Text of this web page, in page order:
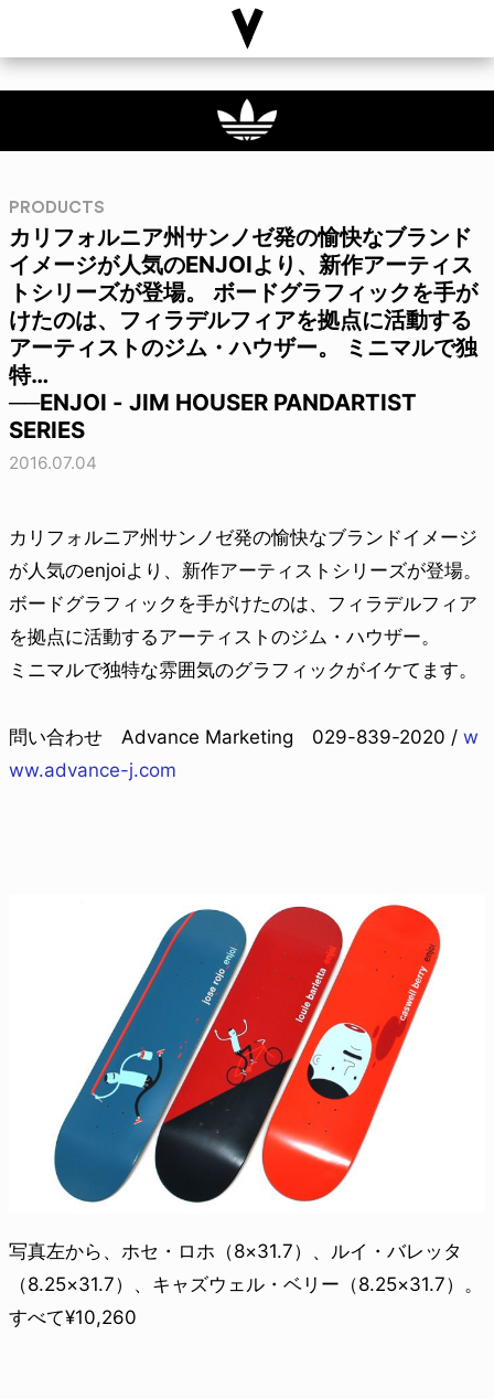
PRODUCTS
カリフォルニア州サンノゼ発の愉快なブランド
イメージが人気のENJOIより、新作アーティス
トシリーズが登場。 ボードグラフィックを手が
けたのは、フィラデルフィアを拠点に活動する
アーティストのジム・ハウザー。 ミニマルで独
特…
──ENJOI - JIM HOUSER PANDARTIST
SERIES
2016.07.04
カリフォルニア州サンノゼ発の愉快なブランドイメージ
が人気のenjoiより、新作アーティストシリーズが登場。
ボードグラフィックを手がけたのは、フィラデルフィア
を拠点に活動するアーティストのジム・ハウザー。
ミニマルで独特な雰囲気のグラフィックがイケてます。
問い合わせ Advance Marketing 029-839-2020 / w
ww.advance-j.com
写真左から、ホセ・ロホ（8×31.7）、ルイ・バレッタ
（8.25×31.7）、キャズウェル・ベリー（8.25×31.7）。
すべて¥10,260